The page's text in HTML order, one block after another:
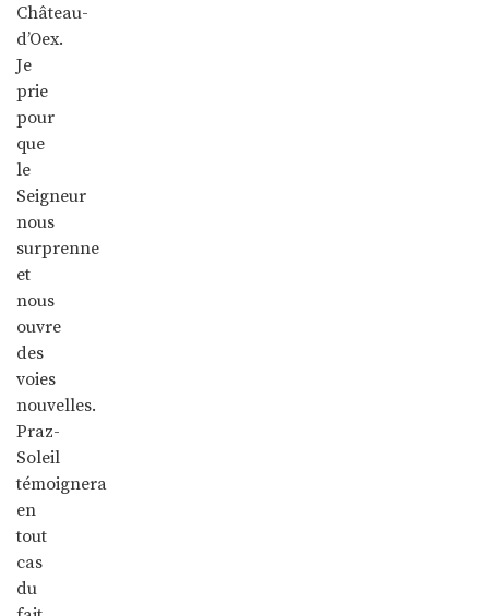
Château-
d’Oex.
Je
prie
pour
que
le
Seigneur
nous
surprenne
et
nous
ouvre
des
voies
nouvelles.
Praz-
Soleil
témoignera
en
tout
cas
du